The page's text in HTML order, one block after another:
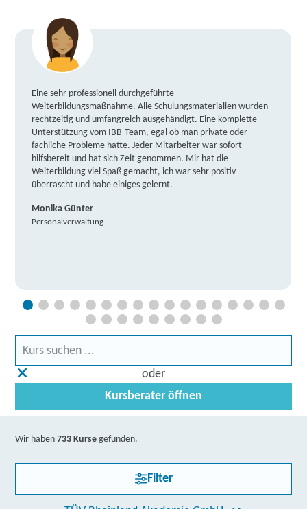
Eine sehr professionell durchgeführte
Weiterbildungsmaßnahme. Alle Schulungsmaterialien wurden
rechtzeitig und umfangreich ausgehändigt. Eine komplette
Unterstützung vom IBB-Team, egal ob man private oder
fachliche Probleme hatte. Jeder Mitarbeiter war sofort
hilfsbereit und hat sich Zeit genommen. Mir hat die
Weiterbildung viel Spaß gemacht, ich war sehr positiv
überrascht und habe einiges gelernt.
Monika Günter
Personalverwaltung
oder
Kursberater öffnen
Wir haben733 Kurse gefunden.
Filter